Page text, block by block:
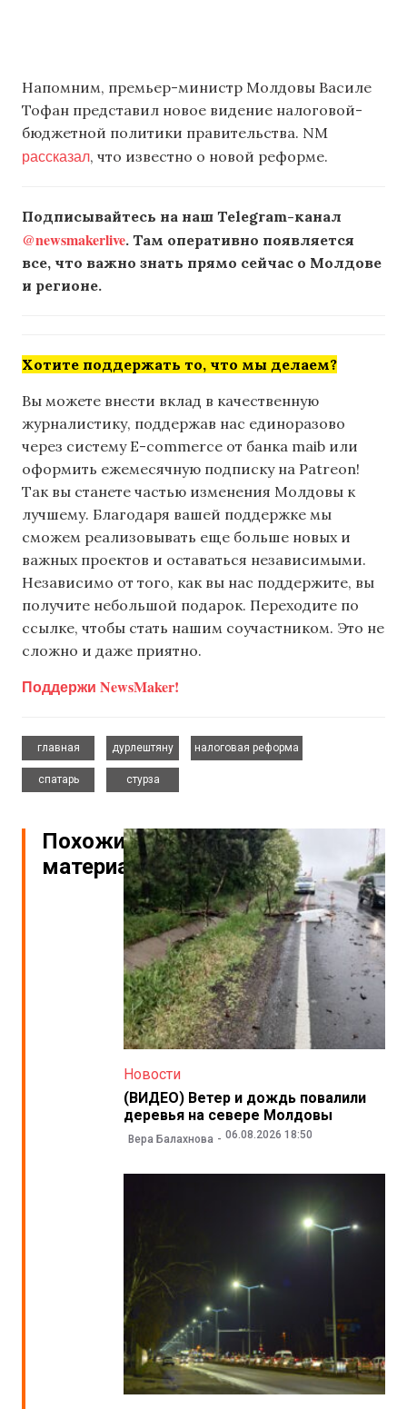
Напомним, премьер-министр Молдовы Василе
Тофан представил новое видение налоговой-
бюджетной политики правительства. NM
рассказал, что известно о новой реформе.
Подписывайтесь на наш Telegram-канал
@newsmakerlive. Там оперативно появляется
все, что важно знать прямо сейчас о Молдове
и регионе.
Хотите поддержать то, что мы делаем?
Вы можете внести вклад в качественную
журналистику, поддержав нас единоразово
через систему E-commerce от банка maib или
оформить ежемесячную подписку на Patreon!
Так вы станете частью изменения Молдовы к
лучшему. Благодаря вашей поддержке мы
сможем реализовывать еще больше новых и
важных проектов и оставаться независимыми.
Независимо от того, как вы нас поддержите, вы
получите небольшой подарок. Переходите по
ссылке, чтобы стать нашим соучастником. Это не
сложно и даже приятно.
Поддержи NewsMaker!
главная
дурлештяну
налоговая реформа
спатарь
стурза
Похожие
материалы
Новости
(ВИДЕО) Ветер и дождь повалили
деревья на севере Молдовы
Вера Балахнова 06.08.2026 18:50